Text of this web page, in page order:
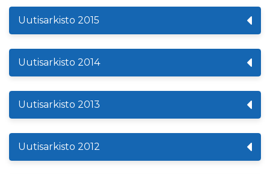
Uutisarkisto 2015
Uutisarkisto 2014
Uutisarkisto 2013
Uutisarkisto 2012